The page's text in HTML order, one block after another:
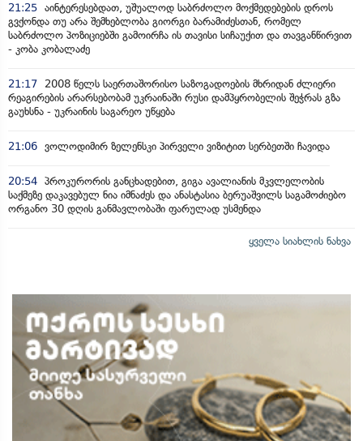
21:25 აინტერესებდათ, უშუალოდ საბრძოლო მოქმედებების დროს
გვქონდა თუ არა შემხებლობა გიორგი ბარამიძესთან, რომელ
საბრძოლო პოზიციებში გამოირჩა ის თავისი სიჩაუქით და თავგანწირვით
- კობა კობალაძე
21:17
2008 წელს საერთაშორისო საზოგადოების მხრიდან ძლიერი
რეაგირების არარსებობამ უკრაინაში რუსი დამპყრობელის შეჭრას გზა
გაუხსნა - უკრაინის საგარეო უწყება
21:06 ვოლოდიმირ ზელენსკი პირველი ვიზიტით სერბეთში ჩავიდა
20:54 პროკურორის განცხადებით, გიგა ავალიანის მკვლელობის
საქმეზე დაკავებულ ნია იმნაძეს და ანასტასია ბერუაშვილს საგამოძიებო
ორგანო 30 დღის განმავლობაში ფარულად უსმენდა
ყველა სიახლის ნახვა